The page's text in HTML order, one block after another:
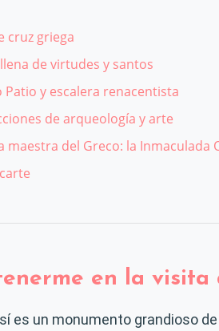
cruz griega
de virtudes y santos
Patio y escalera renacentista
de arqueología y arte
maestra del Greco: la Inmaculada
en la visita
es un monumento grandioso